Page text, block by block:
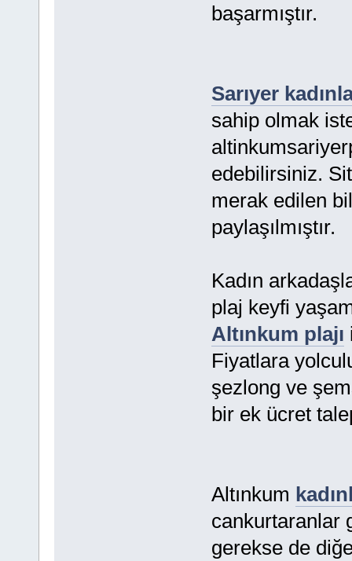
başarmıştır.
Sarıyer
sahip olmak
edebilirsiniz.
merak edilen
paylaşılmıştır.
Kadın
plaj keyfi
Altınkum plajı
Fiyatlara
şezlong ve
bir ek ücret
Altınkum
cankurtaranlar
gerekse de